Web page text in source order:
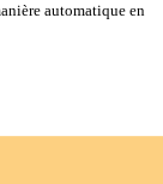
automatique en